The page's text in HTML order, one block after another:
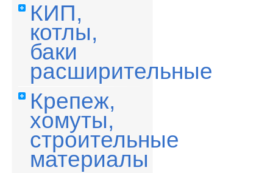
КИП,
котлы,
баки
расширительные
Крепеж,
хомуты,
строительные
материалы